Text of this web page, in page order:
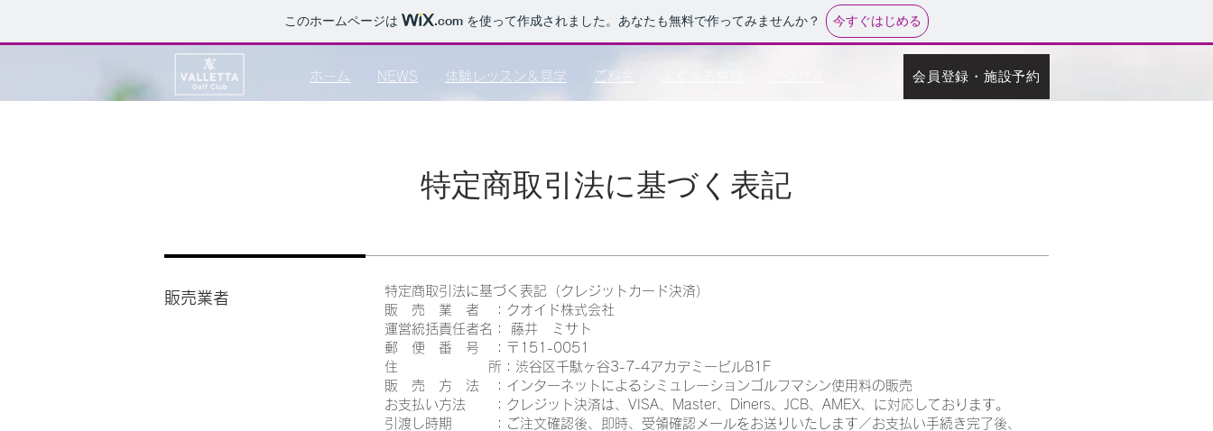
このホームページは .com を使って作成されました。あなたも無料で作ってみませんか？ 今すぐはじめる
ホーム NEWS 体験レッスン＆見学 ご料金 会員登録・施設予約
特定商取引法に基づく表記
販売業者
特定商取引法に基づく表記（クレジットカード決済）
販 売 業 者 ：クオイド株式会社
運営統括責任者名： 藤井 ミサト
郵 便 番 号 ：〒151-0051
住 所：渋谷区千駄ヶ谷3-7-4アカデミービルB1F
販 売 方 法 ：インターネットによるシミュレーションゴルフマシン使用料の販売
お支払い方法 ：クレジット決済は、VISA、Master、Diners、JCB、AMEX、に対応しております。
引渡し時期 ：ご注文確認後、即時、受領確認メールをお送りいたします／お支払い手続き完了後、